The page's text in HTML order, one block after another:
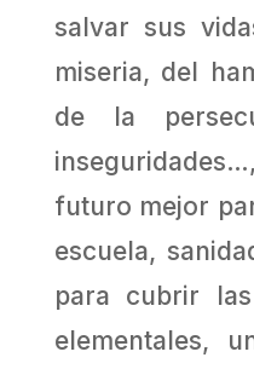
salvar sus
miseria, del
de la
futuro mejor
escuela,
para cubrir
elementales,